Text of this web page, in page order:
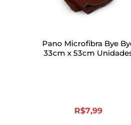
Pano Microfibra Bye
33cm x 53cm
R$7,99